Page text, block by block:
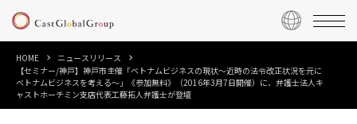
HOME
ニュースリリース
【セミナー/神戸】神戸市主催「ベトナムビジネスの現状〜近時の法令改正状況を元に
ベトナムビジネスを考える〜」《参加無料》（2016年3月7日開催）に、弁護士法人キ
ャストホーチミン支店代表工藤拓人弁護士が登壇